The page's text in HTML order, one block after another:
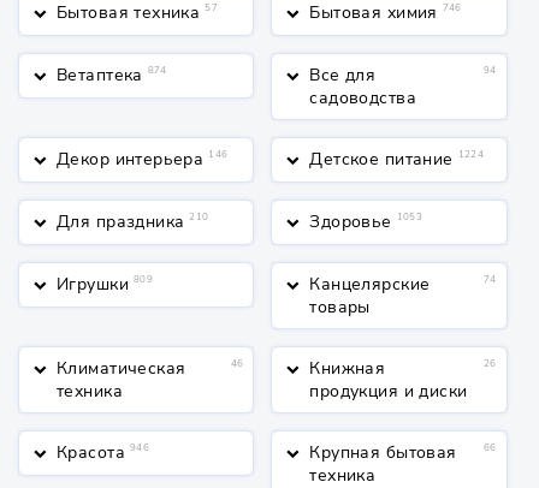
keyboard_arrow_down Бытовая техника 57 keyboard_arrow_down Бытовая химия 746
keyboard_arrow_down Ветаптека 874 keyboard_arrow_down Все для
садоводства
94
keyboard_arrow_down Декор интерьера 146 keyboard_arrow_down Детское питание 1224
keyboard_arrow_down Для праздника 210 keyboard_arrow_down Здоровье 1053
keyboard_arrow_down Игрушки 809 keyboard_arrow_down Канцелярские
товары
74
keyboard_arrow_down Климатическая
техника
46 keyboard_arrow_down Книжная
продукция и диски
26
keyboard_arrow_down Красота 946 keyboard_arrow_down Крупная бытовая
техника
66